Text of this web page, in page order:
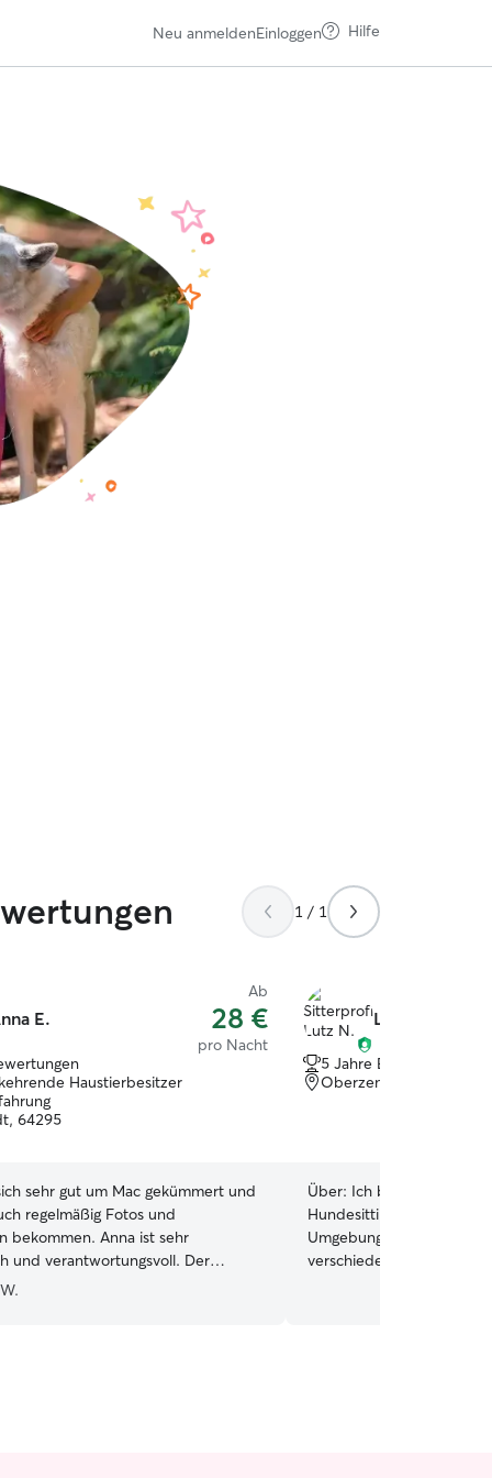
Neu anmeldenEinloggen Hilfe
1 / 1
E.
Ab
28 €
pro Nacht
Haustierbesitzer
64295
sehr gut um Mac gekümmert und
regelmäßig Fotos und
bekommen. Anna ist sehr
und verantwortungsvoll. Der
war unkompliziert und
Bedarf werde ich mich sehr
an Anna wenden.
Lutz N.
5 Jahre Erfahrung
Oberzent, 64760
Über: Ich biete
Hundesitting in ruhiger,
Umgebung. Erfahrung
verschiedenen Tieren,